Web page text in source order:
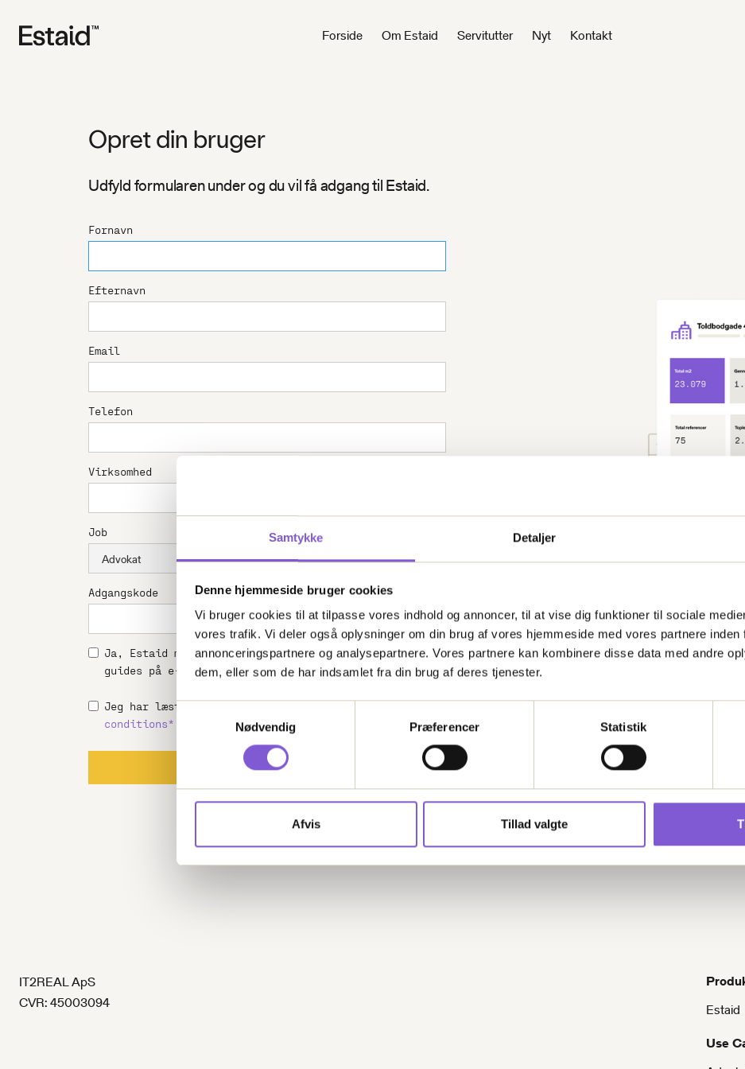
Samtykke Detaljer
Denne hjemmeside bruger cookies
Vi bruger cookies til at tilpasse vores indhold og annoncer, til at vise dig funktioner til sociale
vores trafik. Vi deler også oplysninger om din brug af vores hjemmeside med vores partnere inden
annonceringspartnere og analysepartnere. Vores partnere kan kombinere disse data med andre
dem, eller som de har indsamlet fra din brug af deres tjenester.
Samtykkevalg
Nødvendig
Præferencer Statistik
Afvis Tillad valgte
Forside Om Estaid Servitutter Nyt Kontakt
Opret din bruger
Udfyld formularen under og du vil få adgang til Estaid.
Fornavn
Efternavn
Email
Telefon
Virksomhed
Job
Adgangskode
Ja, Estaid må gerne kontakte mig med nyheder og
guides på e-mail*
Jeg har læst og acceptererEstaids terms og
conditions*
IT2REAL ApS
CVR: 45003094
Estaid
Use